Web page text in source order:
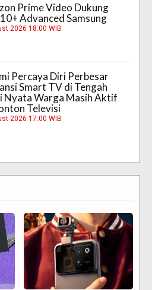
Prime Video Dukung
Advanced Samsung
2026 18:00 WIB
Percaya Diri Perbesar
Smart TV di Tengah
Nyata Warga Masih Aktif
Televisi
2026 17:00 WIB